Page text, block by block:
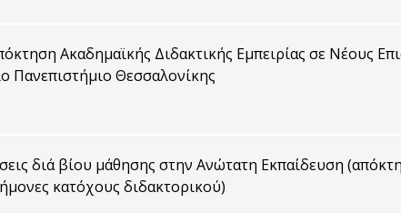
Ακαδημαϊκής Διδακτικής Εμπειρίας σε Νέους
Πανεπιστήμιο Θεσσαλονίκης
διά βίου μάθησης στην Ανώτατη Εκπαίδευση
κατόχους διδακτορικού)